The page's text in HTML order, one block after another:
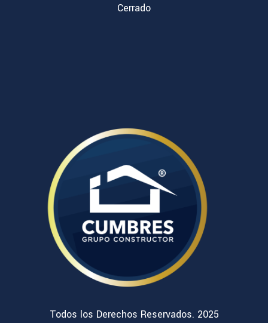
Cerrado
Todos los Derechos Reservados. 2025